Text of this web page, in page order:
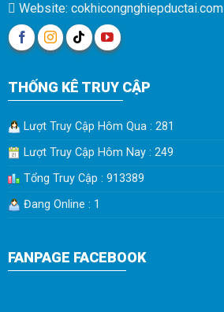
Website: cokhicongnghiepductai.com
THỐNG KÊ TRUY CẬP
Lượt Truy Cập Hôm Qua : 281
Lượt Truy Cập Hôm Nay : 249
Tổng Truy Cập : 913389
Đang Online : 1
FANPAGE FACEBOOK